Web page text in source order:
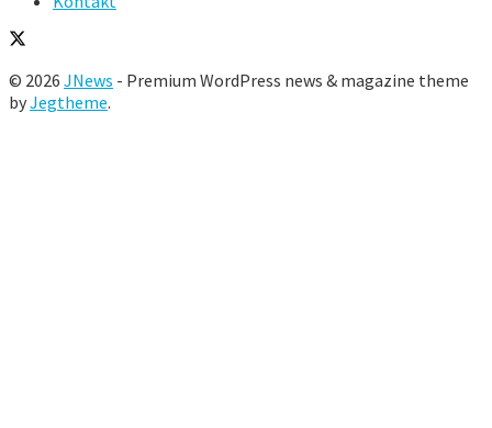
© 2026 JNews - Premium WordPress news & magazine theme
byJegtheme.